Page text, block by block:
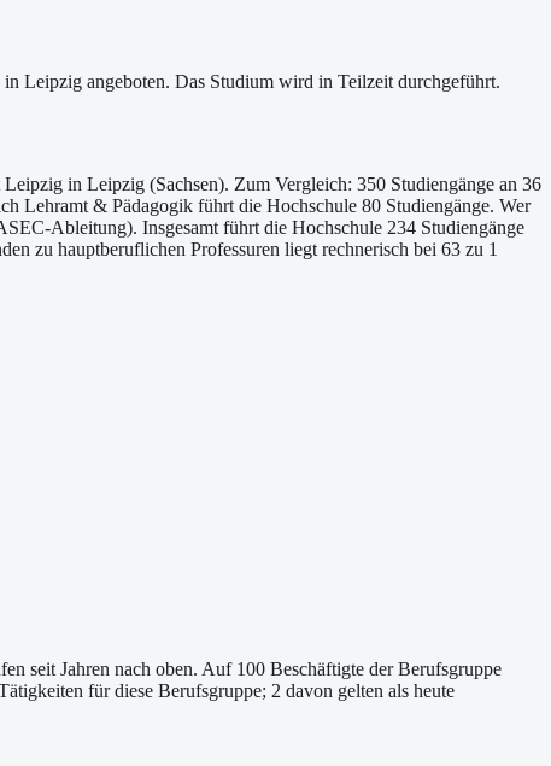
Leipzig angeboten. Das Studium wird in Teilzeit durchgeführt.
in Leipzig (Sachsen). Zum Vergleich: 350 Studiengänge an 36
Lehramt & Pädagogik führt die Hochschule 80 Studiengänge. Wer
Ableitung). Insgesamt führt die Hochschule 234 Studiengänge
zu hauptberuflichen Professuren liegt rechnerisch bei 63 zu 1
seit Jahren nach oben. Auf 100 Beschäftigte der Berufsgruppe
für diese Berufsgruppe; 2 davon gelten als heute